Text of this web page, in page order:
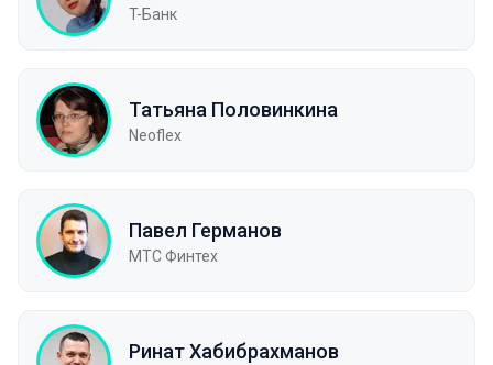
T-Банк
Татьяна Половинкина
Neoflex
Павел Германов
МТС Финтех
Ринат Хабибрахманов